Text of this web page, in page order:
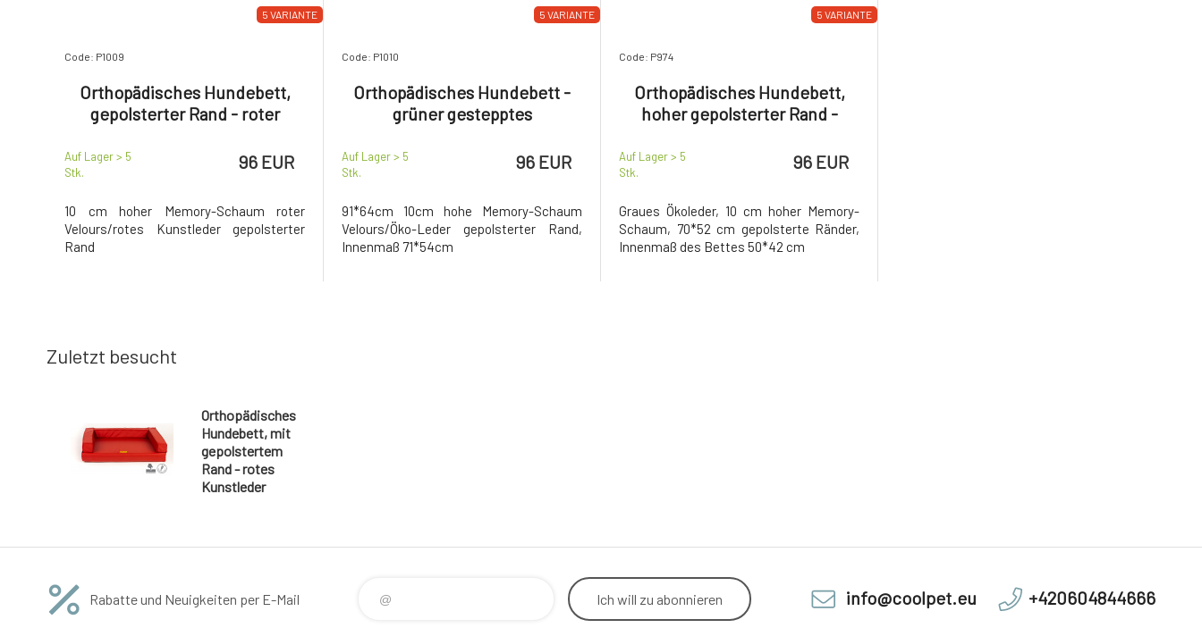
5 VARIANTE
Code: P1009
Orthopädisches Hundebett,
gepolsterter Rand - roter
Auf Lager > 5
Stk.
96 EUR
10 cm hoher Memory-Schaum roter
Velours/rotes Kunstleder gepolsterter
Rand
5 VARIANTE
Code: P1010
Orthopädisches Hundebett -
grüner gestepptes
Auf Lager > 5
Stk.
96 EUR
91*64cm 10cm hohe Memory-Schaum
Velours/Öko-Leder gepolsterter Rand,
Innenmaß 71*54cm
5 VARIANTE
Code: P974
Orthopädisches Hundebett,
hoher gepolsterter Rand -
Auf Lager > 5
Stk.
96 EUR
Graues Ökoleder, 10 cm hoher Memory-
Schaum, 70*52 cm gepolsterte Ränder,
Innenmaß des Bettes 50*42 cm
Zuletzt besucht
Orthopädisches
Hundebett, mit
gepolstertem
Rand - rotes
Kunstleder
Rabatte und Neuigkeiten per E-Mail Ich will zu abonnieren info@coolpet.eu +420604844666